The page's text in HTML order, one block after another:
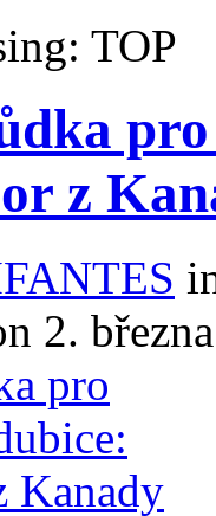
TOP
z
2.